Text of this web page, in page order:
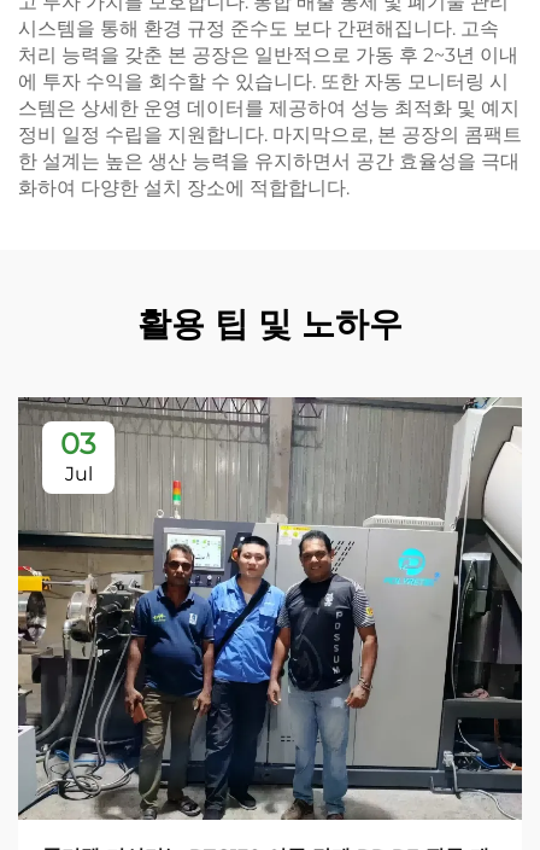
시스템을 통해 환경 규정 준수도 보다 간편해집니다. 고속
처리 능력을 갖춘 본 공장은 일반적으로 가동 후 2~3년 이내
에 투자 수익을 회수할 수 있습니다. 또한 자동 모니터링 시
스템은 상세한 운영 데이터를 제공하여 성능 최적화 및 예지
정비 일정 수립을 지원합니다. 마지막으로, 본 공장의 콤팩트
한 설계는 높은 생산 능력을 유지하면서 공간 효율성을 극대
화하여 다양한 설치 장소에 적합합니다.
활용 팁 및 노하우
03
Jul